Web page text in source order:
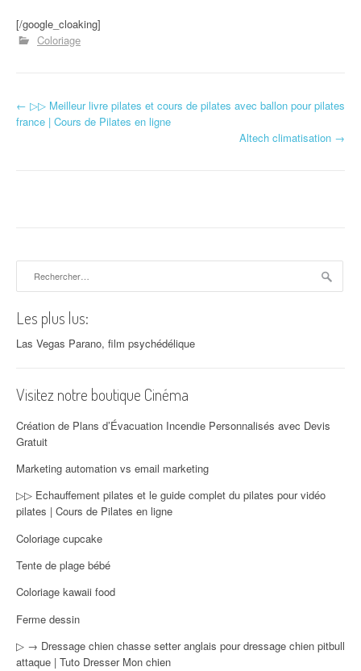
[/google_cloaking]
Coloriage
Navigation d'article
← ▷▷ Meilleur livre pilates et cours de pilates avec ballon pour pilates
france | Cours de Pilates en ligne
Altech climatisation →
Les plus lus:
Las Vegas Parano, film psychédélique
Visitez notre boutique Cinéma
Création de Plans d’Évacuation Incendie Personnalisés avec Devis
Gratuit
Marketing automation vs email marketing
▷▷ Echauffement pilates et le guide complet du pilates pour vidéo
pilates | Cours de Pilates en ligne
Coloriage cupcake
Tente de plage bébé
Coloriage kawaii food
Ferme dessin
▷ → Dressage chien chasse setter anglais pour dressage chien pitbull
attaque | Tuto Dresser Mon chien